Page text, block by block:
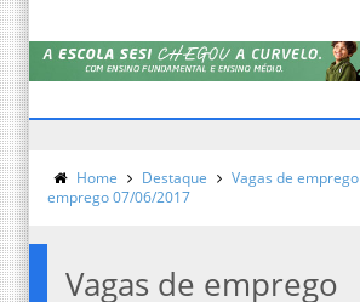
Home Destaque Vagas de emprego
emprego 07/06/2017
Vagas de emprego